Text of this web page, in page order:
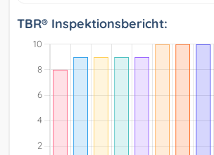
TBR® Inspektionsbericht: